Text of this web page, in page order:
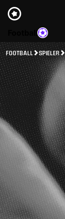
FOOTBALL SPIELER